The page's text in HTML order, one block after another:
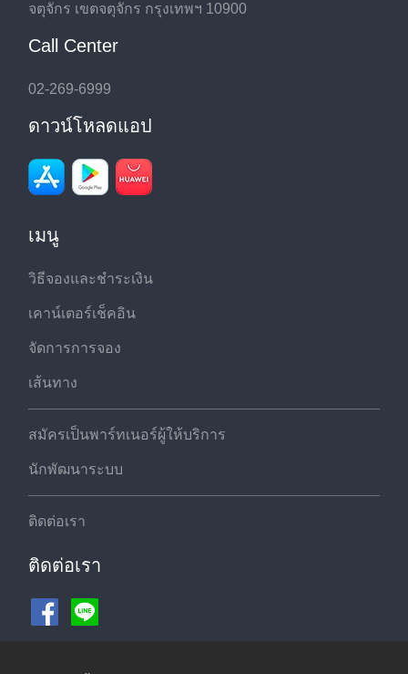
จตุจักร เขตจตุจักร กรุงเทพฯ 10900
Call Center
02-269-6999
ดาวน์โหลดแอป
เมนู
วิธีจองและชำระเงิน
เคาน์เตอร์เช็คอิน
จัดการการจอง
เส้นทาง
สมัครเป็นพาร์ทเนอร์ผู้ให้บริการ
นักพัฒนาระบบ
ติดต่อเรา
ติดต่อเรา